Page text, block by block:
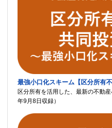
最強小口化スキーム【区分所有
区分所有を活用した、最新の不動
年9月8日収録）